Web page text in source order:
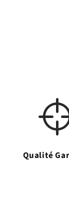
Qualité